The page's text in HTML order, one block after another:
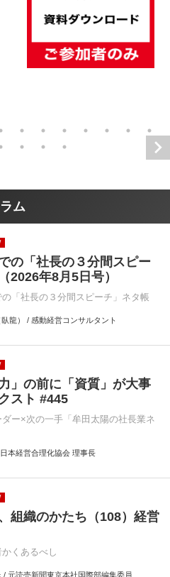
ム
の「社長の３分間スピー
2026年8月5日号）
「社長の３分間スピーチ」ネタ帳
龍） / 感動経営コンサルタント
」の前に「資質」が大事
スト #445
ダー×次の一手「牟田太陽の社長業ネ
本経営合理化協会 理事長
組織のかたち（108）経営
くあるべし
/ 元読売新聞東京本社国際部編集委員